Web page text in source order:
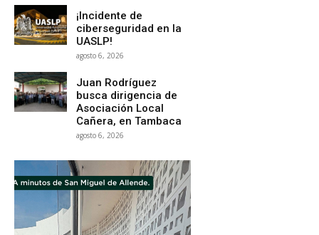
¡Incidente de
ciberseguridad en la
UASLP!
agosto 6, 2026
Juan Rodríguez
busca dirigencia de
Asociación Local
Cañera, en Tambaca
agosto 6, 2026